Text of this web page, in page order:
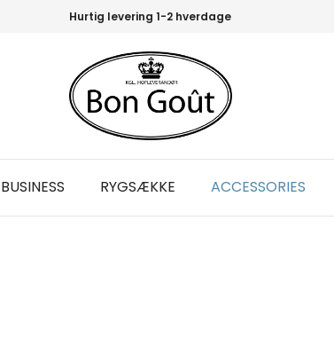
Hurtig levering 1-2 hverdage
BUSINESS RYGSÆKKE ACCESSORIES